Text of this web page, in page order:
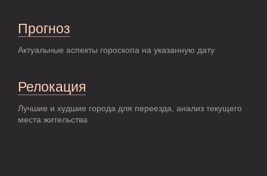
Прогноз
Актуальные аспекты гороскопа на указанную дату
Релокация
Лучшие и худшие города для переезда, анализ текущего
места жительства